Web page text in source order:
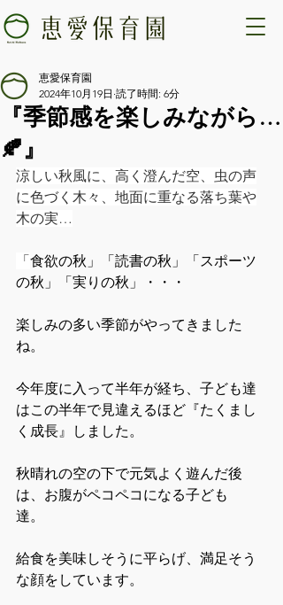
『季節感を楽しみながら…
🍂』
恵愛保育園
2024年10月19日 読了時間: 6分
涼しい秋風に、高く澄んだ空、虫の声
に色づく木々、地面に重なる落ち葉や
木の実…
「食欲の秋」「読書の秋」「スポーツ
の秋」「実りの秋」・・・
楽しみの多い季節がやってきました
ね。
今年度に入って半年が経ち、子ども達
はこの半年で見違えるほど『たくまし
く成長』しました。
秋晴れの空の下で元気よく遊んだ後
は、お腹がペコペコになる子ども
達。
給食を美味しそうに平らげ、満足そう
な顔をしています。